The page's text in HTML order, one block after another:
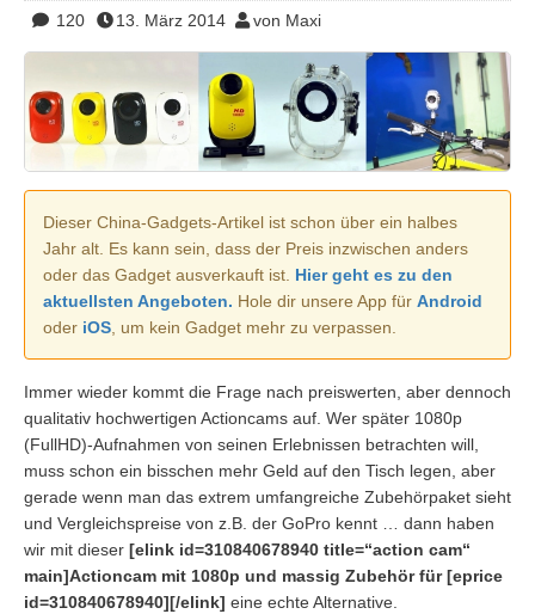
120 13. März 2014 von Maxi
Dieser China-Gadgets-Artikel ist schon über ein halbes
Jahr alt. Es kann sein, dass der Preis inzwischen anders
oder das Gadget ausverkauft ist. Hier geht es zu den
aktuellsten Angeboten. Hole dir unsere App für Android
oder iOS , um kein Gadget mehr zu verpassen.
Immer wieder kommt die Frage nach preiswerten, aber dennoch
qualitativ hochwertigen Actioncams auf. Wer später 1080p
(FullHD)-Aufnahmen von seinen Erlebnissen betrachten will,
muss schon ein bisschen mehr Geld auf den Tisch legen, aber
gerade wenn man das extrem umfangreiche Zubehörpaket sieht
und Vergleichspreise von z.B. der GoPro kennt … dann haben
wir mit dieser [elink id=310840678940 title=“action cam“
main]Actioncam mit 1080p und massig Zubehör für [eprice
id=310840678940][/elink] eine echte Alternative.